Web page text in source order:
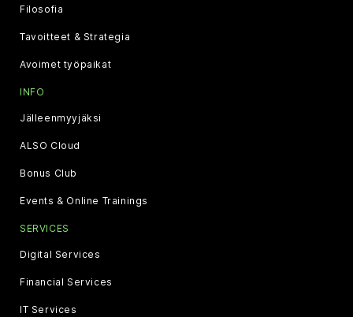
Filosofia
Tavoitteet & Strategia
Avoimet työpaikat
INFO
Jälleenmyyjäksi
ALSO Cloud
Bonus Club
Events & Online Trainings
SERVICES
Digital Services
Financial Services
IT Services